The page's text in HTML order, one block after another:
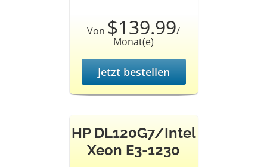
Von $139.99/
Monat(e)
Jetzt bestellen
HP DL120G7/Intel
Xeon E3-1230